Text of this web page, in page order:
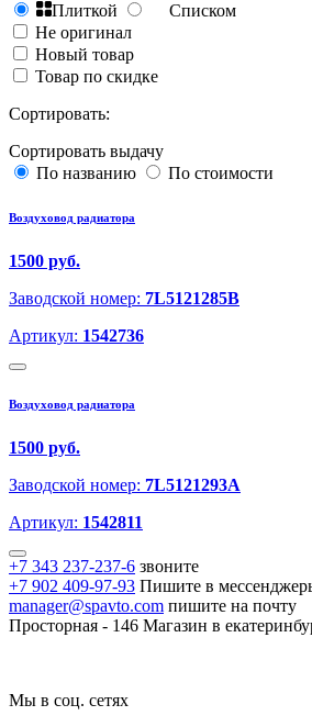
Плиткой
Списком
Не оригинал
Новый товар
Товар по скидке
Сортировать:
Сортировать выдачу
По названию
По стоимости
Воздуховод радиатора
1500 руб.
Заводской номер: 7L5121285B
Артикул: 1542736
Воздуховод радиатора
1500 руб.
Заводской номер: 7L5121293A
Артикул: 1542811
+7 343 237-237-6 звоните
+7 902 409-97-93 Пишите в
manager@spavto.com пишите на почту
Просторная - 146 Магазин в
Мы в соц. сетях